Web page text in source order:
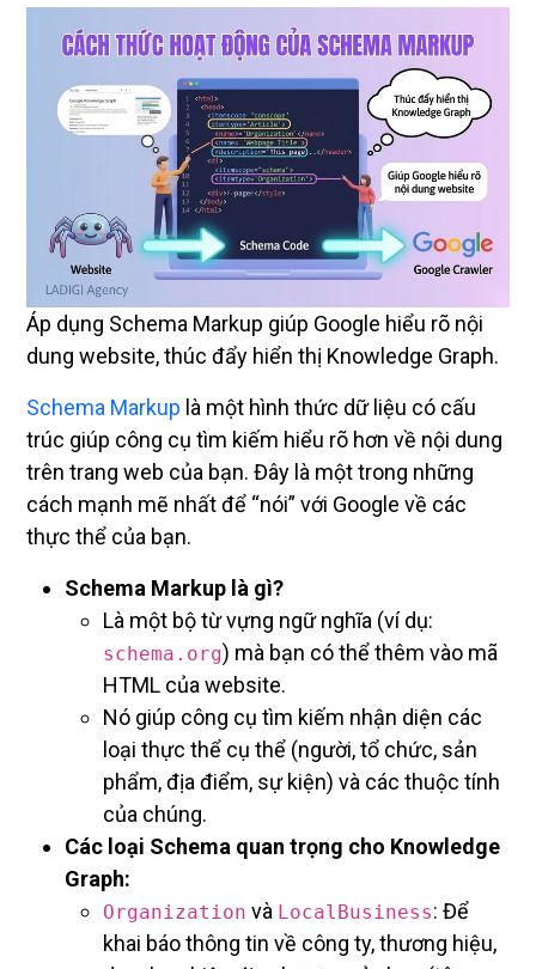
Áp dụng Schema Markup giúp Google hiểu rõ nội
dung website, thúc đẩy hiển thị Knowledge Graph.
Schema Markup là một hình thức dữ liệu có cấu
trúc giúp công cụ tìm kiếm hiểu rõ hơn về nội dung
trên trang web của bạn. Đây là một trong những
cách mạnh mẽ nhất để “nói” với Google về các
thực thể của bạn.
Schema Markup là gì?
Là một bộ từ vựng ngữ nghĩa (ví dụ:
schema.org) mà bạn có thể thêm vào mã
HTML của website.
Nó giúp công cụ tìm kiếm nhận diện các
loại thực thể cụ thể (người, tổ chức, sản
phẩm, địa điểm, sự kiện) và các thuộc tính
của chúng.
Các loại Schema quan trọng cho Knowledge
Graph:
Organization và LocalBusiness: Để
khai báo thông tin về công ty, thương hiệu,